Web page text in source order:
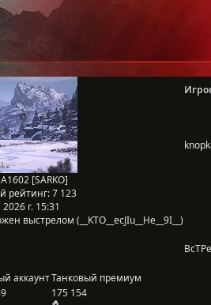
[SARKO]
рейтинг:7 123
г. 15:31
выстрелом (__KTO__ecJIu__He__9I__)
аккаунтТанковый премиум
175 154